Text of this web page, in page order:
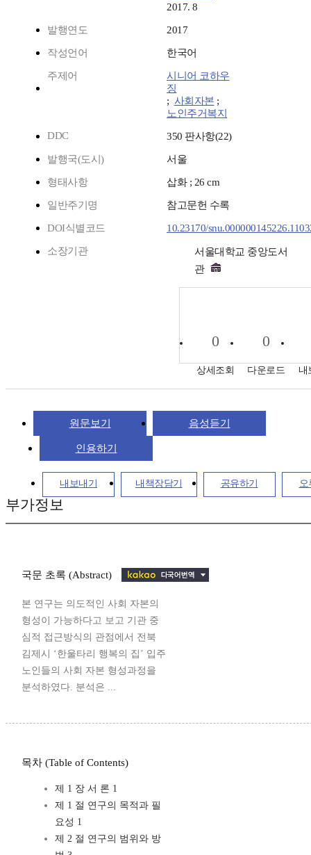
2017. 8
발행연도 2017
작성언어 한국어
주제어
시니어 코하우
징
; 사회자본 ;
노인주거복지
DDC
350 판사항(22)
발행국(도시) 서울
형태사항 삽화 ; 26 cm
일반주기명 참고문헌 수록
DOI식별코드 10.23170/
소장기관
서울대학교 중앙도서
관
0
상세조회
0
다운로드 내
원문보기 음성듣기
인용하기
내보내기 내책장담기 공유하기 오
부가정보
국문 초록 (Abstract)
본 연구는 의도적인 사회 자본의
형성이 가능하다고 보고 기관 중
심적 접근방식의 관점에서 전북
김제시 ‘한울타리 행복의 집’ 입주
노인들의 사회 자본 형성과정을
분석하였다. 분석은 ...
목차 (Table of Contents)
제 1 장 서 론 1
제 1 절 연구의 목적과 필
요성 1
제 2 절 연구의 범위와 방